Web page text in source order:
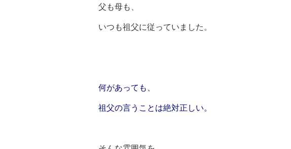
父も母も、
いつも祖父に従っていました。
何があっても、
祖父の言うことは絶対正しい。